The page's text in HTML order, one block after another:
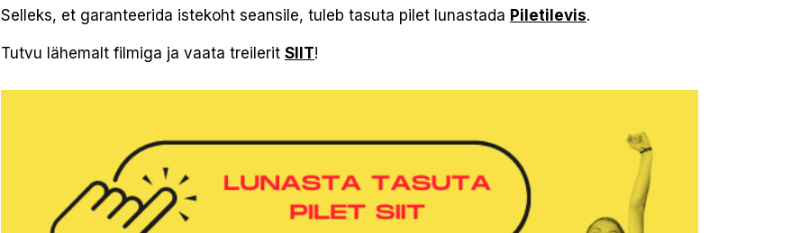
Selleks, et garanteerida istekoht seansile, tuleb tasuta pilet lunastada Piletilevis.
Tutvu lähemalt filmiga ja vaata treilerit SIIT!